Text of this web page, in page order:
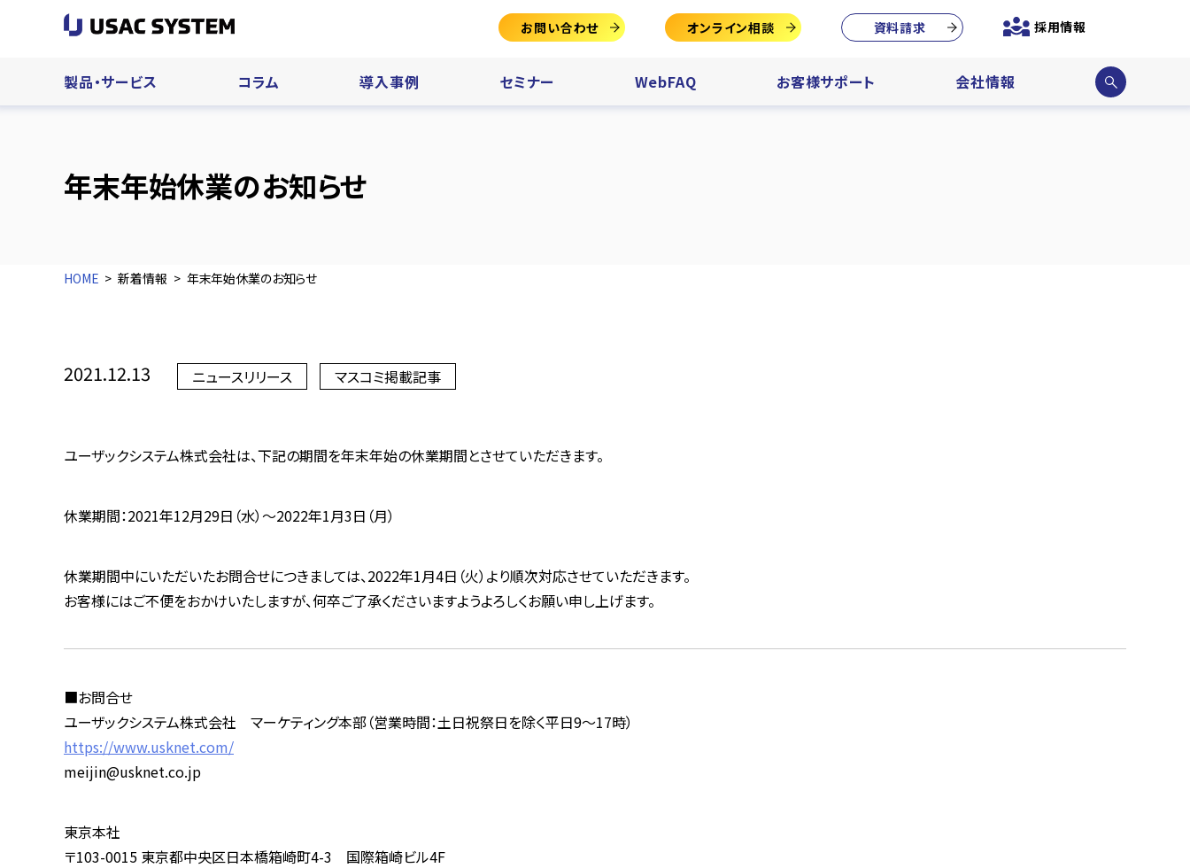
製品・サービス コラム 導入事例 セミナー WebFAQ お客様サポート 会社情報
サイ
ト内
お問い合わせ オンライン相談 資料請求 採用情報
年末年始休業のお知らせ
HOME 新着情報 年末年始休業のお知らせ
2021.12.13 ニュースリリース マスコミ掲載記事
ユーザックシステム株式会社は、下記の期間を年末年始の休業期間とさせていただきます。
休業期間：2021年12月29日（水）～2022年1月3日（月）
休業期間中にいただいたお問合せにつきましては、2022年1月4日（火）より順次対応させていただきます。
お客様にはご不便をおかけいたしますが、何卒ご了承くださいますようよろしくお願い申し上げます。
■お問合せ
ユーザックシステム株式会社 マーケティング本部（営業時間：土日祝祭日を除く平日9～17時）
https://www.usknet.com/
meijin@usknet.co.jp
東京本社
〒103-0015 東京都中央区日本橋箱崎町4-3 国際箱崎ビル4F